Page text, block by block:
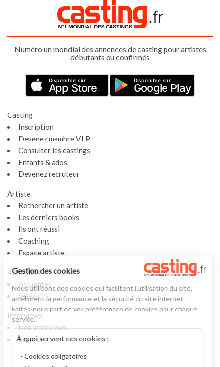
Numéro un mondial des annonces de casting pour artistes
débutants ou confirmés
Disponible sur
App Store
Disponible sur
Google Play
Casting
Inscription
Devenez membre V.I.P
Consulter les castings
Enfants & ados
Devenez recruteur
Artiste
Rechercher un artiste
Les derniers books
Ils ont réussi
Coaching
Espace artiste
Actualités
Actualités
Vidéos
Interviews
Nos interviews
Lexique
Gestion des cookies
Nous utilisons des cookies qui facilitent l'utilisation du site,
améliorent la performance et la sécurité du site internet.
Faites-nous part de vos préférences de cookies pour chaque
service.
À quoi servent ces cookies :
Cookies obligatoires